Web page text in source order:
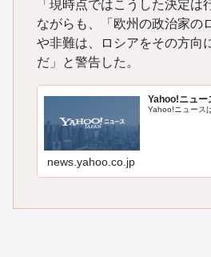
「現時点ではこうした決定は
ながらも、「欧州の政治家の
や非難は、ロシアをその方向
だ」と警告した。
Yahoo!ニュー
Yahoo!ニュース
news.yahoo.co.jp